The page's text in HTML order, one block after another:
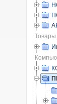
Товары